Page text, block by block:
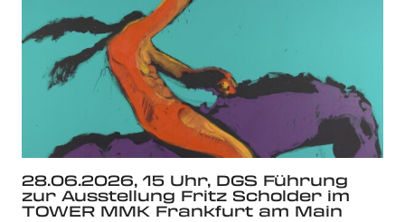
28.06.2026, 15 Uhr, DGS Führung
zur Ausstellung Fritz Scholder im
TOWER MMK Frankfurt am Main